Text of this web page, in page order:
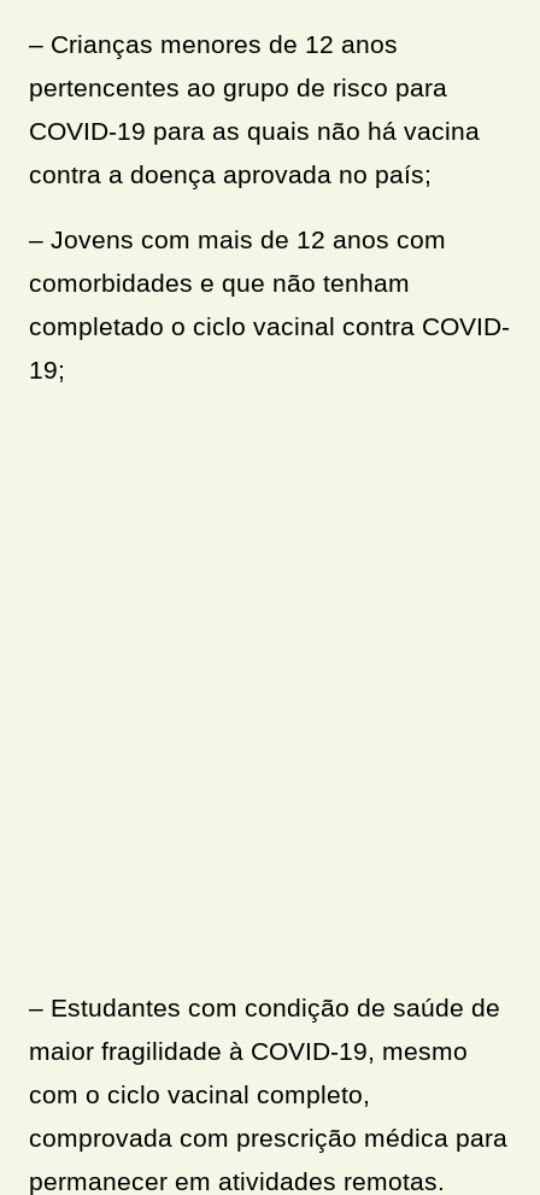
– Crianças menores de 12 anos
pertencentes ao grupo de risco para
COVID-19 para as quais não há vacina
contra a doença aprovada no país;
– Jovens com mais de 12 anos com
comorbidades e que não tenham
completado o ciclo vacinal contra COVID-
19;
– Estudantes com condição de saúde de
maior fragilidade à COVID-19, mesmo
com o ciclo vacinal completo,
comprovada com prescrição médica para
permanecer em atividades remotas.